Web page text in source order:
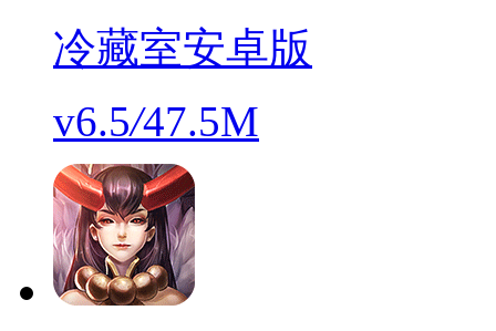
冷藏室安卓版
v6.5/47.5M